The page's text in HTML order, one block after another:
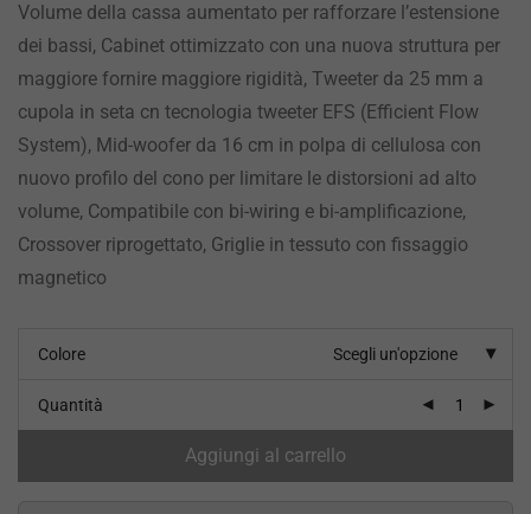
Volume della cassa aumentato per rafforzare l’estensione
dei bassi, Cabinet ottimizzato con una nuova struttura per
maggiore fornire maggiore rigidità, Tweeter da 25 mm a
cupola in seta cn tecnologia tweeter EFS (Efficient Flow
System), Mid-woofer da 16 cm in polpa di cellulosa con
nuovo profilo del cono per limitare le distorsioni ad alto
volume, Compatibile con bi-wiring e bi-amplificazione,
Crossover riprogettato, Griglie in tessuto con fissaggio
magnetico
Colore Scegli un'opzione
Quantità
Aggiungi al carrello